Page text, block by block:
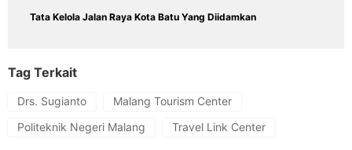
Tata Kelola Jalan Raya Kota Batu Yang Diidamkan
Tag Terkait
Drs. Sugianto
Malang Tourism Center
Politeknik Negeri Malang
Travel Link Center